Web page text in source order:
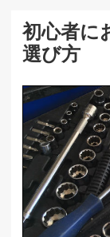
初心者に
選び方